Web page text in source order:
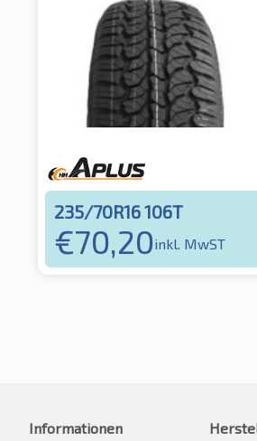
235/70R16 106T
€70,20inkl. MwST
Informationen